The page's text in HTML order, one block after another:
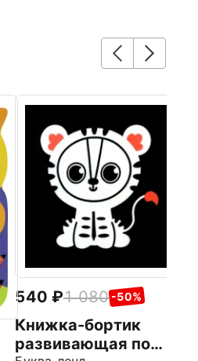
540 1 080 -50%
Книжка-бортик
развивающая по